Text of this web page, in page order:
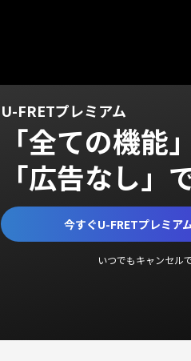
U-FRETプレミアム
「全ての機能
「広告なし」
今すぐU-FRETプレミア
いつでもキャンセル